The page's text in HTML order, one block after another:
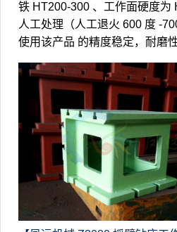
铁 HT200-300 、工作面硬度为
人工处理（人工退火 600 度 -
使用该产品 的精度稳定，耐磨